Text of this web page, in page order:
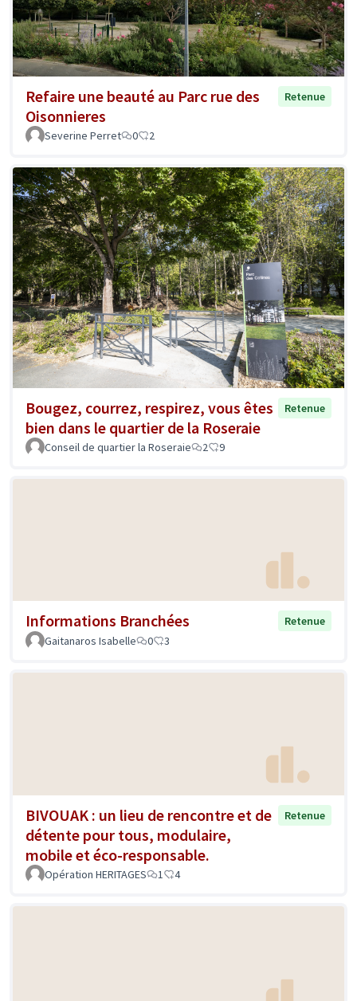
Refaire une beauté au Parc rue des
Oisonnieres
Retenue
Severine Perret 0 2
Bougez, courrez, respirez, vous êtes
bien dans le quartier de la Roseraie
Retenue
Conseil de quartier la Roseraie 2 9
Informations Branchées
Retenue
Gaitanaros Isabelle
0 3
BIVOUAK : un lieu de rencontre et de
détente pour tous, modulaire,
mobile et éco-responsable.
Retenue
Opération HERITAGES 1 4